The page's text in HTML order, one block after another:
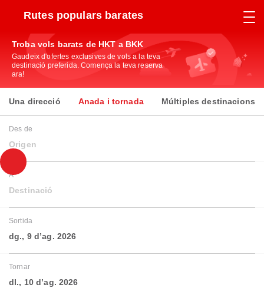
Rutes populars barates
Troba vols barats de HKT a BKK
Gaudeix d'ofertes exclusives de vols a la teva
destinació preferida. Comença la teva reserva
ara!
Una direcció Anada i tornada Múltiples destinacions
Des de
Origen
A
Destinació
Sortida
dg., 9 d’ag. 2026
Tornar
dl., 10 d’ag. 2026